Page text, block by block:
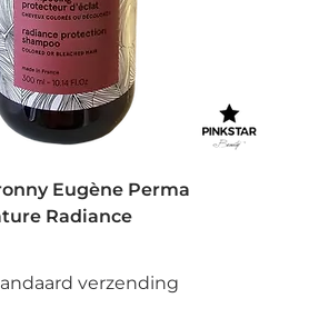
Eugène Perma
Radiance
verzending